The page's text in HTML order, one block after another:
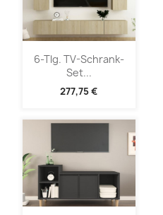
6-Tlg. TV-Schrank-
Set...
277,75 €